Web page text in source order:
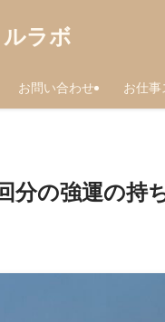
ラボ
お問い合わせ お仕事
の強運の持ち